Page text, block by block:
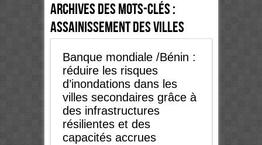
Archives des mots-clés :
Assainissement des villes
Banque mondiale /Bénin :
réduire les risques
d’inondations dans les
villes secondaires grâce à
des infrastructures
résilientes et des
capacités accrues